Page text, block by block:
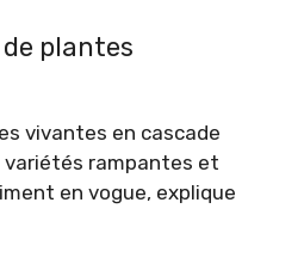
plantes
vivantes en cascade
rampantes et
en vogue, explique